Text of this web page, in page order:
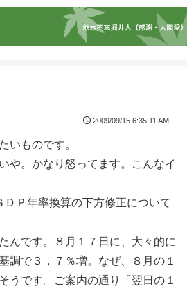
2009/09/15 6:35:11 AM
いものです。
や。かなり怒ってます。こんなイ
ＤＰ年率換算の下方修正について
んです。８月１７日に、大々的に
調で３，７％増。なぜ、８月の１
うです。ご案内の通り「翌日の１